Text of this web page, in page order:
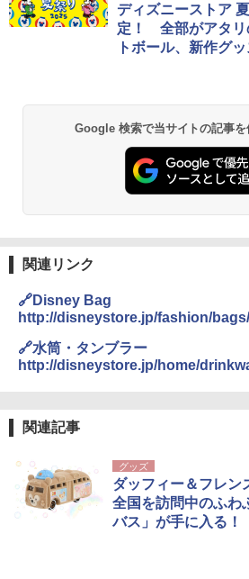
ディズニーストア
定！ 全部がアタリ
トボール、新作グ
Google 検索で当サイトの記事を
関連リンク
🔗Disney Bag
http://disneystore.jp/fashion/bags/
🔗水筒・タンブラー
http://disneystore.jp/home/
関連記事
グッズ
ダッフィー＆フレン
全国を訪問中のふわ
バス」が手に入る！